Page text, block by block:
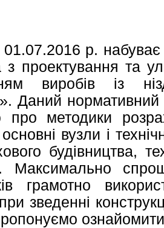
р. набуває
проектування та
виробів із
Даний нормативний
про методики
вузли і
будівництва,
Максимально
грамотно
зведенні